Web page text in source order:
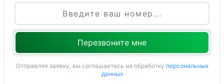
Отправляя заявку, вы соглашаетесь на обработку персональных
данных